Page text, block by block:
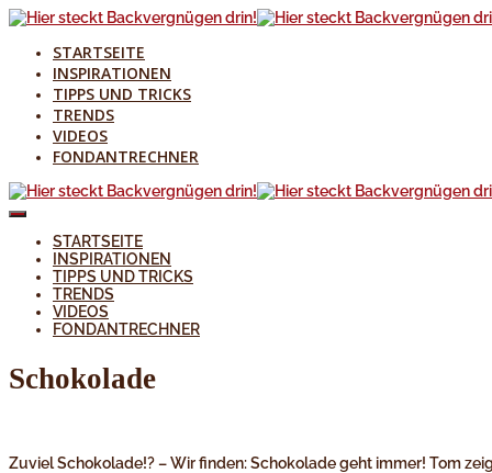
STARTSEITE
INSPIRATIONEN
TIPPS UND TRICKS
TRENDS
VIDEOS
FONDANTRECHNER
STARTSEITE
INSPIRATIONEN
TIPPS UND TRICKS
TRENDS
VIDEOS
FONDANTRECHNER
Schokolade
Zuviel Schokolade!? – Wir finden: Schokolade geht immer! Tom